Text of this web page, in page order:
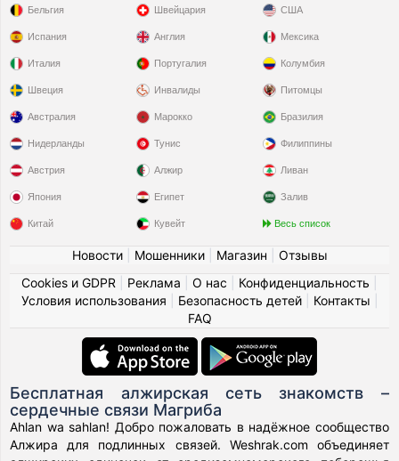
Бельгия
Испания
Италия
Швеция
Швейцария
Англия
Португалия
Инвалиды
США
Мексика
Колумбия
Питомцы
Австралия
Нидерланды
Австрия
Япония
Китай
Марокко
Тунис
Алжир
Египет
Кувейт
Бразилия
Филиппины
Ливан
Залив
Весь список
Новости| Мошенники| Магазин
Отзывы
Cookies и GDPR
Реклама О нас Конфиденциальность
Условия использования
Безопасность детей| Контакты
FAQ
Бесплатная алжирская сеть знакомств –
сердечные связи Магриба
Ahlan wa sahlan! Добро пожаловать в надёжное сообщество
Алжира для подлинных связей. Weshrak.com объединяет